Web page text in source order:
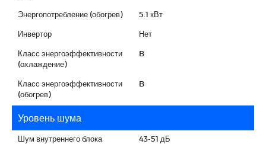
Энергопотребление (обогрев) 5.1 кВт
Инвертор Нет
Класс энергоэффективности
(охлаждение)
B
Класс энергоэффективности
(обогрев)
B
Уровень шума
Шум внутреннего блока 43-51 дБ